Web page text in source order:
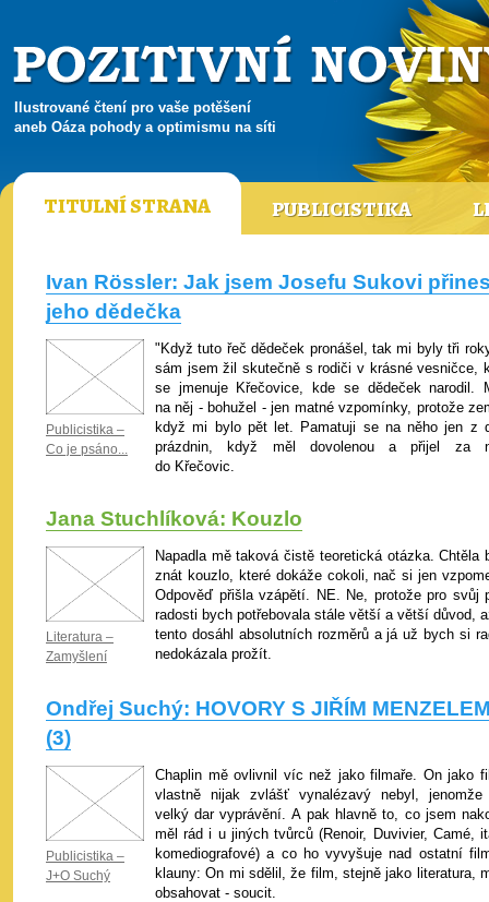
Ilustrované čtení pro vaše potěšení
aneb Oáza pohody a optimismu na síti
TITULNÍ STRANA PUBLICISTIKA
Ivan Rössler: Jak jsem Josefu Sukovi
jeho dědečka
Publicistika –
Co je psáno...
"Když tuto řeč dědeček pronášel, tak mi byly tři
sám jsem žil skutečně s rodiči v krásné vesničce,
se jmenuje Křečovice, kde se dědeček narodil.
na něj - bohužel - jen matné vzpomínky, protože
když mi bylo pět let. Pamatuji se na něho jen z
prázdnin, když měl dovolenou a přijel za
do Křečovic.
Jana Stuchlíková: Kouzlo
Literatura –
Zamyšlení
Napadla mě taková čistě teoretická otázka. Chtěla
znát kouzlo, které dokáže cokoli, nač si jen
Odpověď přišla vzápětí. NE. Ne, protože pro svůj
radosti bych potřebovala stále větší a větší důvod,
tento dosáhl absolutních rozměrů a já už bych si
nedokázala prožít.
Ondřej Suchý: HOVORY S JIŘÍM
(3)
Publicistika –
J+O Suchý
Chaplin mě ovlivnil víc než jako filmaře. On jako
vlastně nijak zvlášť vynalézavý nebyl, jenomže
velký dar vyprávění. A pak hlavně to, co jsem
měl rád i u jiných tvůrců (Renoir, Duvivier, Camé,
komediografové) a co ho vyvyšuje nad ostatní
klauny: On mi sdělil, že film, stejně jako literatura,
obsahovat - soucit.